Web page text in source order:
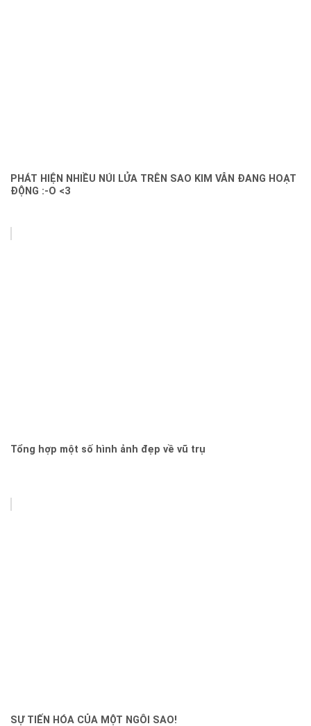
PHÁT HIỆN NHIỀU NÚI LỬA TRÊN SAO KIM VẪN ĐANG HOẠT
ĐỘNG :-O <3
Tổng hợp một số hình ảnh đẹp về vũ trụ
SỰ TIẾN HÓA CỦA MỘT NGÔI SAO!